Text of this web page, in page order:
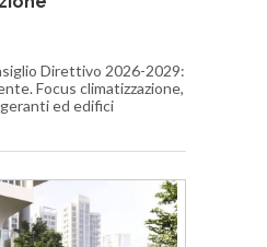
Direttivo 2026-2029:
Focus climatizzazione,
ed edifici